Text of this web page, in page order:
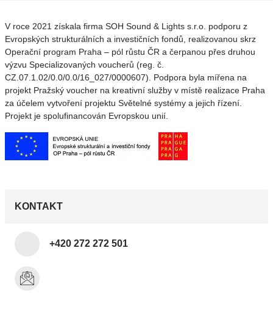
V roce 2021 získala firma SOH Sound & Lights s.r.o. podporu z
Evropských strukturálních a investičních fondů, realizovanou skrz
Operační program Praha – pól růstu ČR a čerpanou přes druhou
výzvu Specializovaných voucherů (reg. č.
CZ.07.1.02/0.0/0.0/16_027/0000607). Podpora byla mířena na
projekt Pražský voucher na kreativní služby v místě realizace Praha
za účelem vytvoření projektu Světelné systémy a jejich řízení.
Projekt je spolufinancován Evropskou unií.
KONTAKT
+420 272 272 501